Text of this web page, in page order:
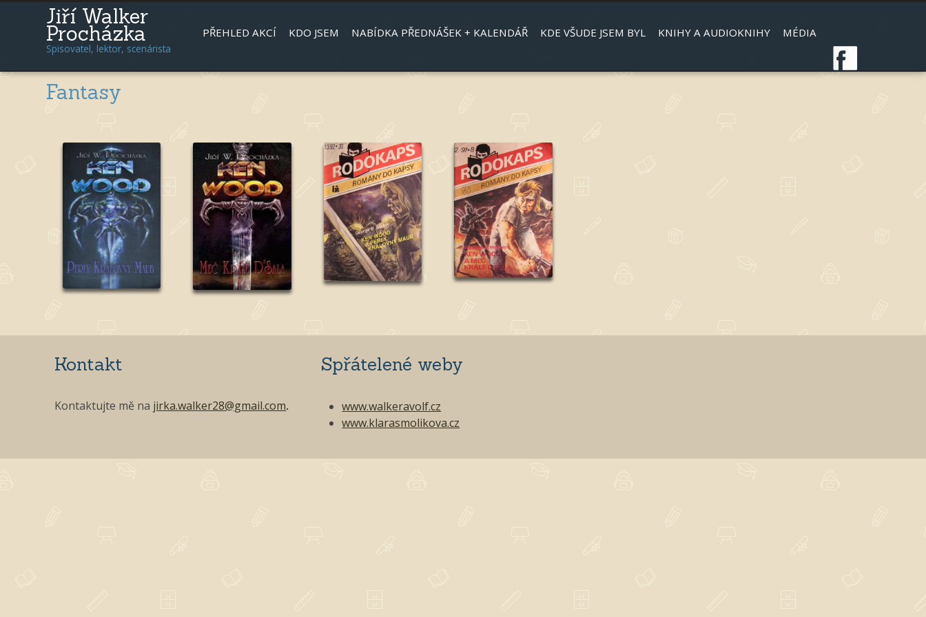
Jiří Walker
Procházka
Spisovatel, lektor, scenárista
PŘEHLED AKCÍ KDO JSEM NABÍDKA PŘEDNÁŠEK + KALENDÁŘ KDE VŠUDE JSEM BYL KNIHY A AUDIOKNIHY MÉDIA
Fantasy
Kontakt
Kontaktujte mě na jirka.walker28@gmail.com.
Spřátelené weby
www.walkeravolf.cz
www.klarasmolikova.cz